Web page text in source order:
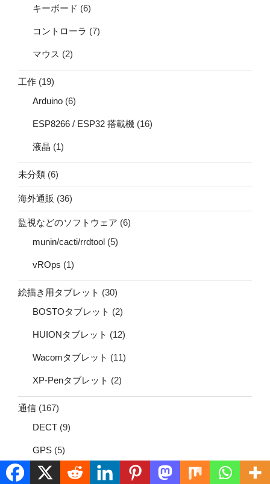
キーボード (6)
コントローラ (7)
マウス (2)
工作 (19)
Arduino (6)
ESP8266 / ESP32 搭載機 (16)
液晶 (1)
未分類 (6)
海外通販 (36)
監視などのソフトウェア (6)
munin/cacti/rrdtool (5)
vROps (1)
絵描き用タブレット (30)
BOSTOタブレット (2)
HUIONタブレット (12)
Wacomタブレット (11)
XP-Penタブレット (2)
通信 (167)
DECT (9)
GPS (5)
RFID